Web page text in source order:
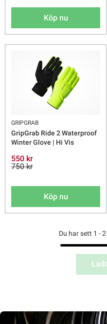
Köp nu
GRIPGRAB
GripGrab Ride 2 Waterproof
Winter Glove | Hi Vis
550 kr
750 kr
Köp nu
Du har sett 1 -